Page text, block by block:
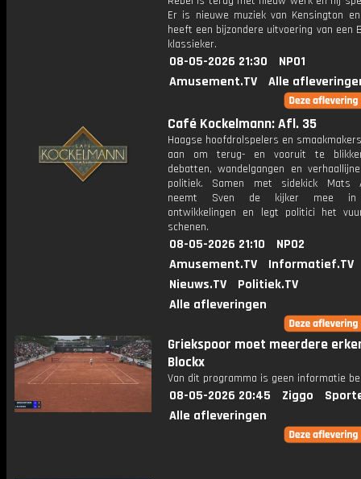
Er is nieuwe muziek van Kensington
heeft een bijzondere uitvoering van een
klassieker.
08-05-2026 21:30
NPO1
Amusement.TV
Alle
Café Kockelmann: Afl. 35
Haagse hoofdrolspelers en
aan om terug- en vooruit te
debatten, wandelgangen en
politiek. Samen met sidekick Mats
neemt Sven de kijker mee in
ontwikkelingen en legt politici het
schenen.
08-05-2026 21:10
NPO2
Amusement.TV
Informatief.TV
Nieuws.TV
Politiek.TV
Alle afleveringen
Griekspoor moet meerdere
Blockx
Van dit programma is geen informatie
08-05-2026 20:45 Ziggo
Alle afleveringen